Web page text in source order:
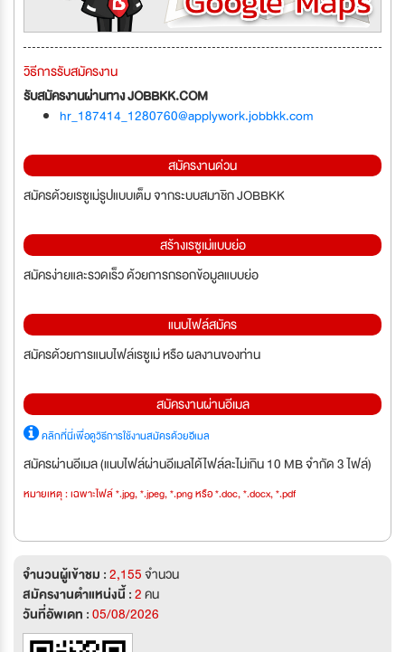
วิธีการรับสมัครงาน
รับสมัครงานผ่านทาง JOBBKK.COM
hr_187414_1280760@applywork.jobbkk.com
สมัครงานด่วน
สมัครด้วยเรซูเม่รูปแบบเต็ม จากระบบสมาชิก JOBBKK
สร้างเรซูเม่แบบย่อ
สมัครง่ายและรวดเร็ว ด้วยการกรอกข้อมูลแบบย่อ
แนบไฟล์สมัคร
สมัครด้วยการแนบไฟล์เรซูเม่ หรือ ผลงานของท่าน
สมัครงานผ่านอีเมล
คลิกที่นี่เพื่อดูวิธีการใช้งานสมัครด้วยอีเมล
สมัครผ่านอีเมล (แนบไฟล์ผ่านอีเมลได้ไฟล์ละไม่เกิน 10 MB จำกัด 3 ไฟล์)
หมายเหตุ : เฉพาะไฟล์ *.jpg, *.jpeg, *.png หรือ *.doc, *.docx, *.pdf
จำนวนผู้เข้าชม :2,155จำนวน
สมัครงานตำแหน่งนี้ :2คน
วันที่อัพเดท :05/08/2026